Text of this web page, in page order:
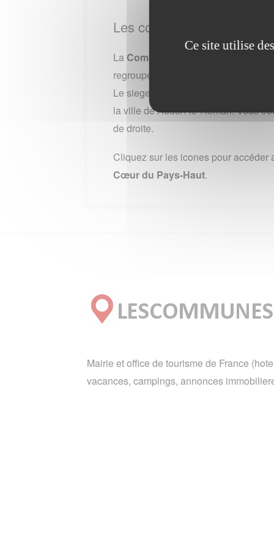
Les communes de
La Communauté de communes
regroupe 25 communes. Lors du
Le siege de la Communauté de
la ville de Audun-le-Roman. Vous
de droite.
Cliquez sur les icones pour
Cœur du Pays-Haut.
Mairie et office de tourisme de France
vacances, campings, annonces
Ce site utilise